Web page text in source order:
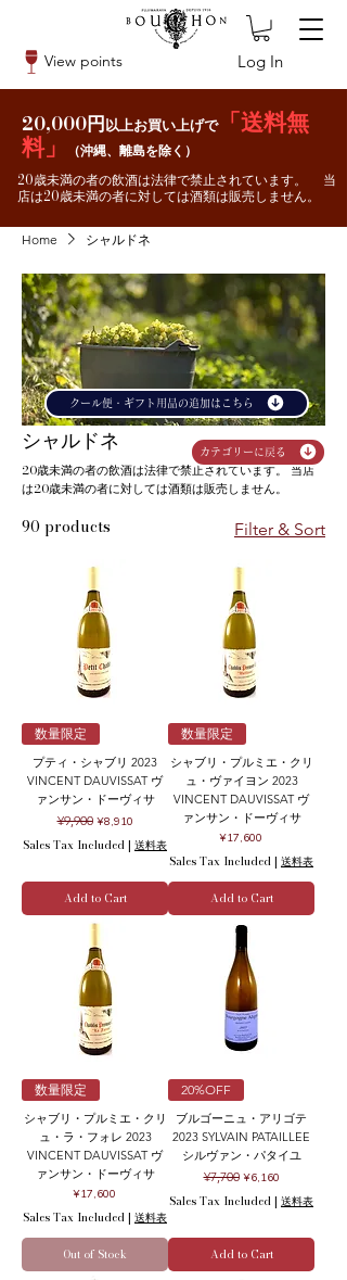
View points Log In
20,000円以上お買い上げで「送料無
料」
（沖縄、離島を除く）
20歳未満の者の飲酒は法律で禁止されています。 当
店は20歳未満の者に対しては酒類は販売しません。
Home シャルドネ
シャルドネ
20歳未満の者の飲酒は法律で禁止されています。 当店
は20歳未満の者に対しては酒類は販売しません。
90 products Filter & Sort
数量限定
プティ・シャブリ 2023
VINCENT DAUVISSAT ヴ
ァンサン・ドーヴィサ
Regular Price
¥9,900 Sale Price
¥8,910
Sales Tax Included | 送料表
Add to Cart
数量限定
シャブリ・プルミエ・クリ
ュ・ヴァイヨン 2023
VINCENT DAUVISSAT ヴ
ァンサン・ドーヴィサ
Price
¥17,600
Sales Tax Included | 送料表
Add to Cart
数量限定
シャブリ・プルミエ・クリ
ュ・ラ・フォレ 2023
VINCENT DAUVISSAT ヴ
ァンサン・ドーヴィサ
Price
¥17,600
Sales Tax Included | 送料表
Out of Stock
20%OFF
ブルゴーニュ・アリゴテ
2023 SYLVAIN PATAILLEE
シルヴァン・パタイユ
Regular Price
¥7,700 Sale Price
¥6,160
Sales Tax Included | 送料表
Add to Cart
クール便・ギフト用品の追加はこちら
カテゴリーに戻る